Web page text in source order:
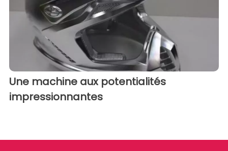
Une machine aux potentialités
impressionnantes